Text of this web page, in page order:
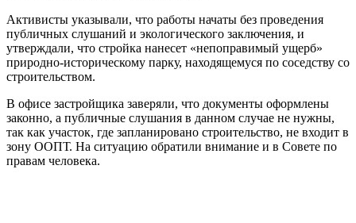
Активисты указывали, что работы начаты без проведения
публичных слушаний и экологического заключения, и
утверждали, что стройка нанесет «непоправимый ущерб»
природно-историческому парку, находящемуся по соседству со
строительством.
В офисе застройщика заверяли, что документы оформлены
законно, а публичные слушания в данном случае не нужны,
так как участок, где запланировано строительство, не входит в
зону ООПТ. На ситуацию обратили внимание и в Совете по
правам человека.